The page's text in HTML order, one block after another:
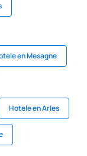
en Mesagne
Hotele en Arles